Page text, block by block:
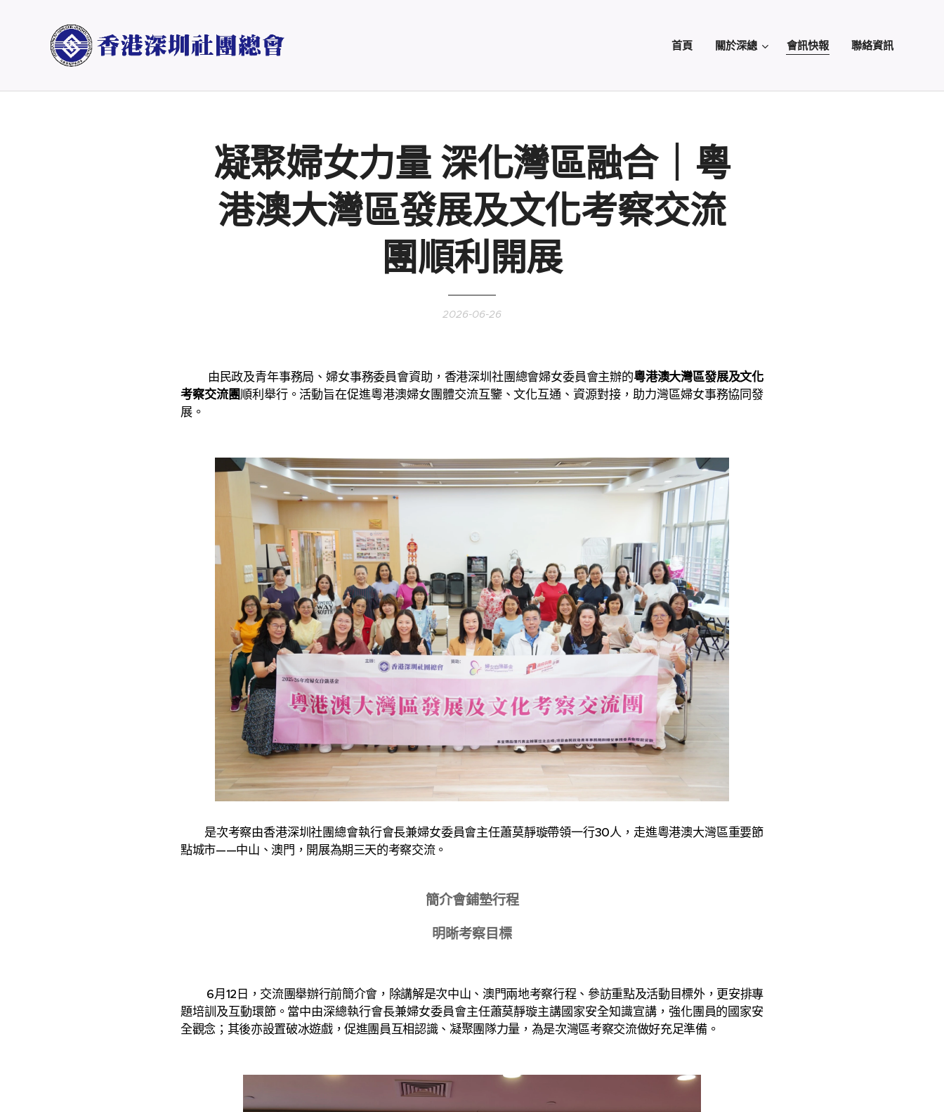
首頁 關於深總 會訊快報 聯絡資訊
凝聚婦女力量 深化灣區融合｜粵
港澳大灣區發展及文化考察交流
團順利開展
2026-06-26
由民政及青年事務局、婦女事務委員會資助，香港深圳社團總會婦女委員會主辦的粵港澳大灣區發展及文化
考察交流團順利舉行。活動旨在促進粵港澳婦女團體交流互鑒、文化互通、資源對接，助力灣區婦女事務協同發
展。
是次考察由香港深圳社團總會執行會長兼婦女委員會主任蕭莫靜璇帶領一行30人，走進粵港澳大灣區重要節
點城市——中山、澳門，開展為期三天的考察交流。
簡介會鋪墊行程
明晰考察目標
6月12日，交流團舉辦行前簡介會，除講解是次中山、澳門兩地考察行程、參訪重點及活動目標外，更安排專
題培訓及互動環節。當中由深總執行會長兼婦女委員會主任蕭莫靜璇主講國家安全知識宣講，強化團員的國家安
全觀念；其後亦設置破冰遊戲，促進團員互相認識、凝聚團隊力量，為是次灣區考察交流做好充足準備。